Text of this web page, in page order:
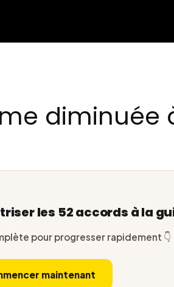
diminuée
les 52 accords à la
pour progresser rapidement 👇
maintenant